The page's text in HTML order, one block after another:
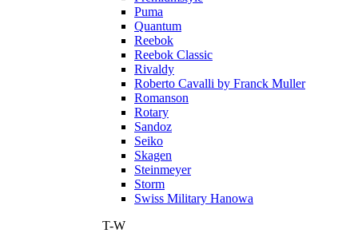
Puma
Quantum
Reebok
Reebok Classic
Rivaldy
Roberto Cavalli by Franck Muller
Romanson
Rotary
Sandoz
Seiko
Skagen
Steinmeyer
Storm
Swiss Military Hanowa
T-W